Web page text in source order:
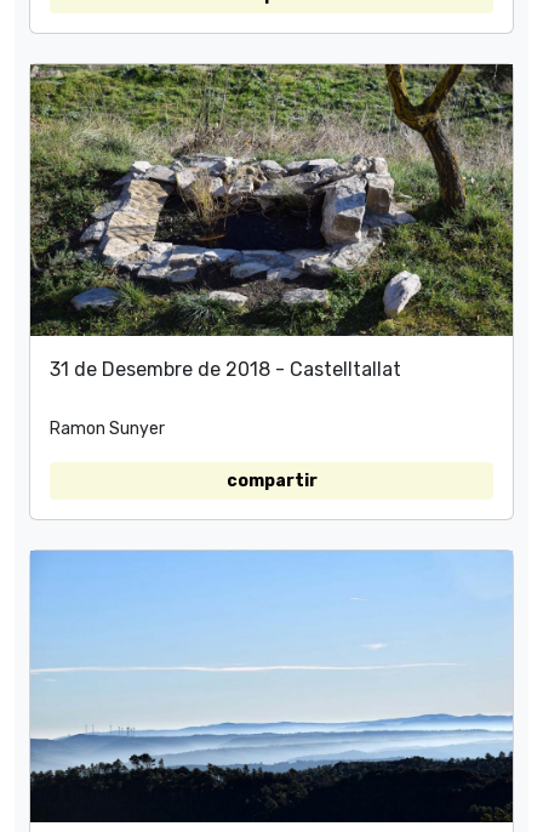
31 de Desembre de 2018 - Castelltallat
Ramon Sunyer
compartir